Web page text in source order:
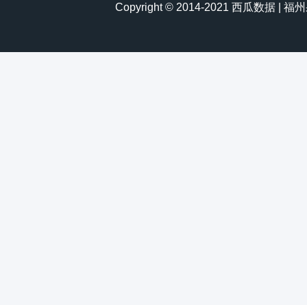
Copyright © 2014-2021 西瓜数据 | 福